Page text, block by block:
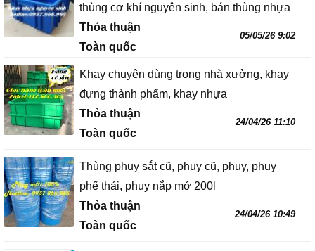
thùng cơ khí nguyên sinh, bán thùng nhựa
Thỏa thuận
Toàn quốc
05/05/26 9:02
Khay chuyên dùng trong nhà xưởng, khay
đựng thành phẩm, khay nhựa
Thỏa thuận
Toàn quốc
24/04/26 11:10
Thùng phuy sắt cũ, phuy cũ, phuy, phuy
phế thải, phuy nắp mở 200l
Thỏa thuận
Toàn quốc
24/04/26 10:49